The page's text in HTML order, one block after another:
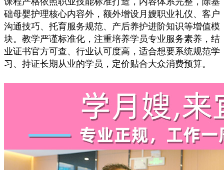
础母婴护理核心内容外，额外增设月嫂职业礼仪、客户
沟通技巧、托育服务规范、产后养护进阶知识等增值模
块。教学严谨标准化，注重培养学员专业服务素养，结
业证书官方可查、行业认可度高，适合想要系统规范学
习、持证长期从业的学员，定价贴合大众消费预算。